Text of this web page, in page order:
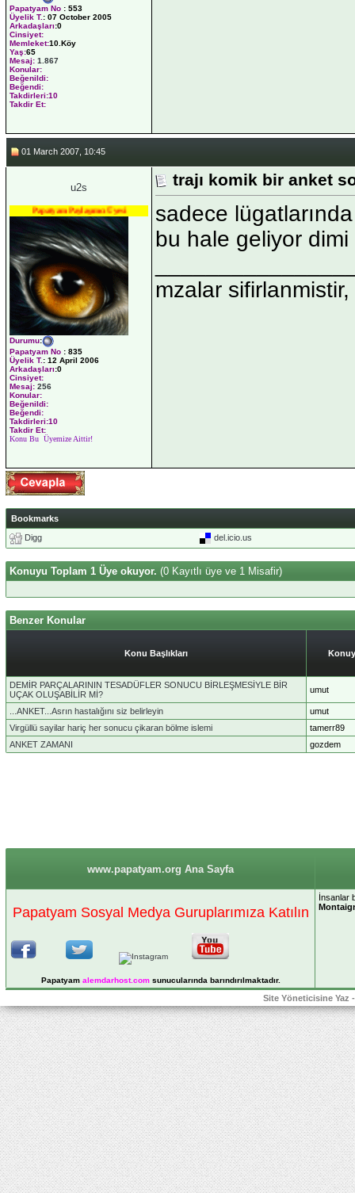
Papatyam No : 553
Üyelik T. : 07 October 2005
Arkadaşları:0
Cinsiyet:
Memleket:10.Köy
Yaş:65
Mesaj: 1.867
Konular:
Beğenildi:
Beğendi:
Takdirleri:10
Takdir Et:
01 March 2007, 10:45
u2s
Papatyam Paylaşımcı Üyesi
Durumu:
Papatyam No : 835
Üyelik T. : 12 April 2006
Arkadaşları:0
Cinsiyet:
Mesaj: 256
Konular:
Beğenildi:
Beğendi:
Takdirleri:10
Takdir Et:
Konu Bu Üyemize Aittir!
trajı komik bir anket
sadece
bu hale geliyor dimi
mzalar
Bookmarks
Digg
del.icio.us
Konuyu Toplam 1 Üye okuyor. (0 Kayıtlı üye ve 1 Misafir)
Benzer Konular
Konu Başlıkları
DEMİR PARÇALARININ TESADÜFLER SONUCU BİRLEŞMESİYLE BİR
UÇAK OLUŞABİLİR Mİ?
umut
...ANKET...Asrın hastalığını siz belirleyin
umut
Virgüllü sayilar hariç her sonucu çikaran bölme islemi
tamerr89
ANKET ZAMANI
gozdem
www.papatyam.org Ana Sayfa
Papatyam Sosyal Medya Guruplarımıza Katılın
Papatyam alemdarhost.comsunucularında barındırılmaktadır.
İnsanlar
Site Yöneticisine Yaz